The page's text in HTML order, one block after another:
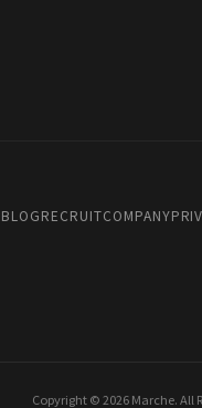
BLOGRECRUITCOMPANY
Copyright © 2026 Marche. All